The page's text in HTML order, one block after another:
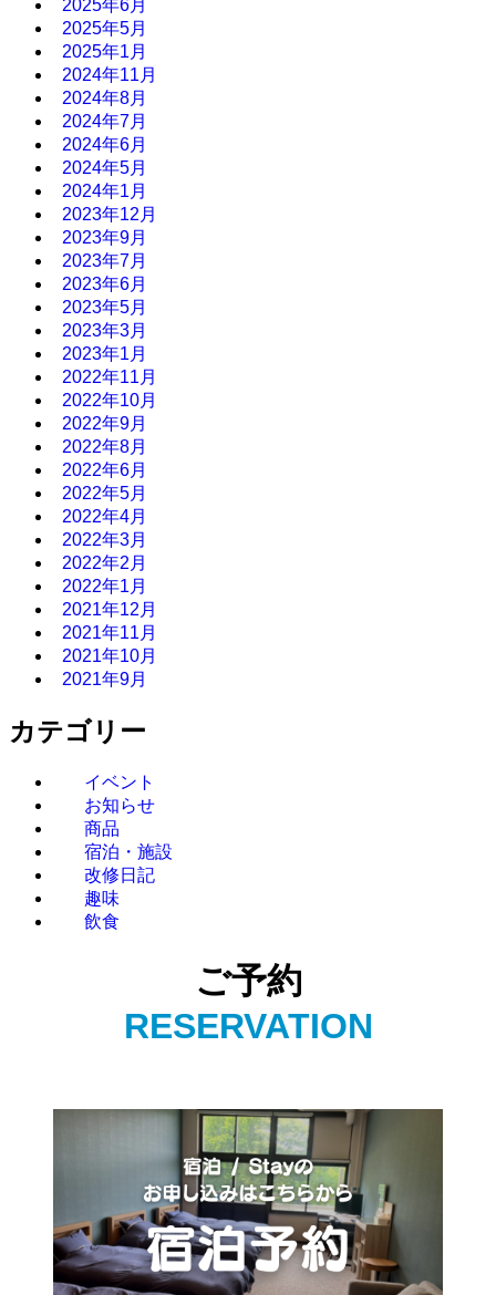
2025年6月
2025年5月
2025年1月
2024年11月
2024年8月
2024年7月
2024年6月
2024年5月
2024年1月
2023年12月
2023年9月
2023年7月
2023年6月
2023年5月
2023年3月
2023年1月
2022年11月
2022年10月
2022年9月
2022年8月
2022年6月
2022年5月
2022年4月
2022年3月
2022年2月
2022年1月
2021年12月
2021年11月
2021年10月
2021年9月
カテゴリー
イベント
お知らせ
商品
宿泊・施設
改修日記
趣味
飲食
ご予約
RESERVATION